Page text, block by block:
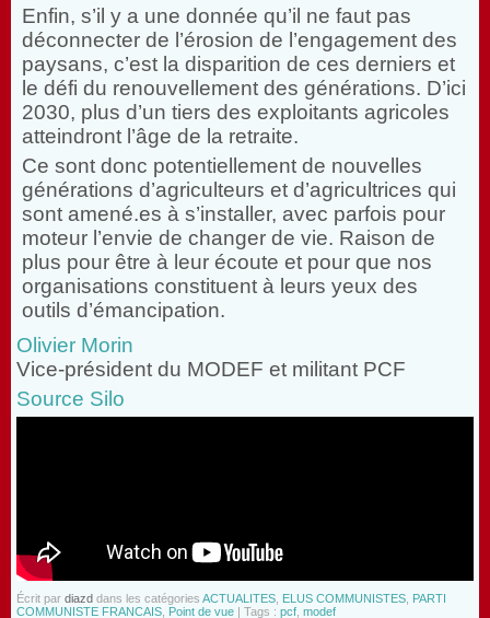
Enfin, s’il y a une donnée qu’il ne faut pas
déconnecter de l’érosion de l’engagement des
paysans, c’est la disparition de ces derniers et
le défi du renouvellement des générations. D’ici
2030, plus d’un tiers des exploitants agricoles
atteindront l’âge de la retraite.
Ce sont donc potentiellement de nouvelles
générations d’agriculteurs et d’agricultrices qui
sont amené.es à s’installer, avec parfois pour
moteur l’envie de changer de vie. Raison de
plus pour être à leur écoute et pour que nos
organisations constituent à leurs yeux des
outils d’émancipation.
Olivier Morin
Vice-président du MODEF et militant PCF
Source Silo
Écrit par diazd dans les catégories ACTUALITES ELUS COMMUNISTES
PARTI
COMMUNISTE FRANCAIS
Point de vue | Tags : pcf modef